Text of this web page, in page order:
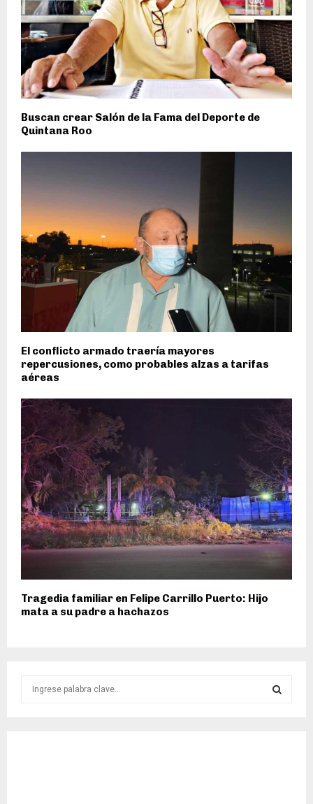
Buscan crear Salón de la Fama del Deporte de
Quintana Roo
El conflicto armado traería mayores
repercusiones, como probables alzas a tarifas
aéreas
Tragedia familiar en Felipe Carrillo Puerto: Hijo
mata a su padre a hachazos